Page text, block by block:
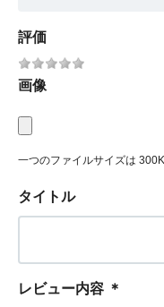
評価
画像
一つのファイルサイズは
タイトル
レビュー内容 ＊